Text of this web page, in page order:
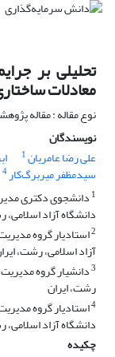
تحلیلی بر
معادلات
نوع مقاله : مقاله
نویسندگان
علی رضا عامریان1
سیدمظفر میربرگ‌کار4
1 دانشجوی دکتری
دانشگاه آزاد اسلامی،
2استادیار گروه
آزاد اسلامی، رشت،
3دانشیار گروه
رشت، ایران
4استادیار گروه
دانشگاه آزاد اسلامی،
چکیده